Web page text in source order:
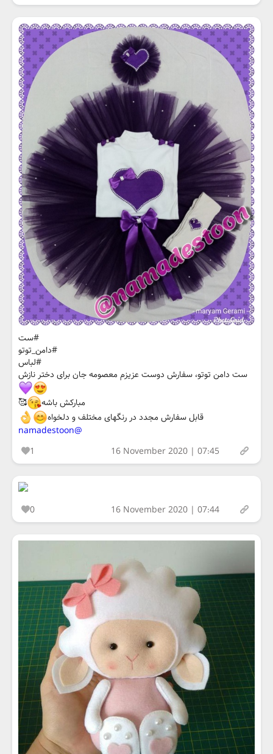
#ست
#دامن_توتو
#لباس
ست دامن توتو، سفارش دوست عزیزم معصومه جان برای دختر نازش
مبارکش باشه
🥰
قابل سفارش مجدد در رنگهای مختلف و دلخواه
@namadestoon
1
16 November 2020 | 07:45
0 16 November 2020 | 07:44